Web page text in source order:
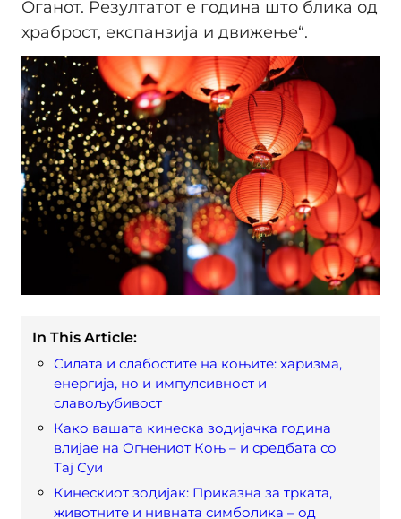
Оганот. Резултатот е година што блика од
храброст, експанзија и движење“.
In This Article:
Силата и слабостите на коњите: харизма,
енергија, но и импулсивност и
славољубивост
Како вашата кинеска зодијачка година
влијае на Огнениот Коњ – и средбата со
Тај Суи
Кинескиот зодијак: Приказна за трката,
животните и нивната симболика – од